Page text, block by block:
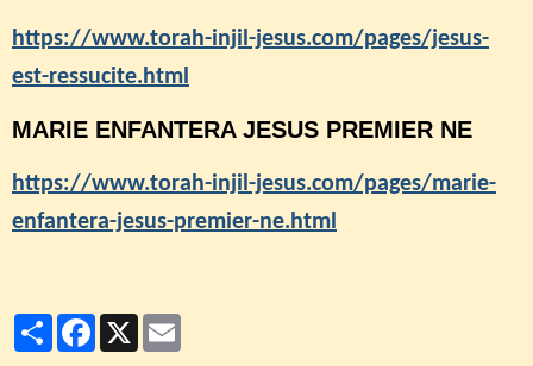
https://www.torah-injil-jesus.com/pages/jesus-
est-ressucite.html
MARIE ENFANTERA JESUS PREMIER NE
https://www.torah-injil-jesus.com/pages/marie-
enfantera-jesus-premier-ne.html
PartagerFacebook
X